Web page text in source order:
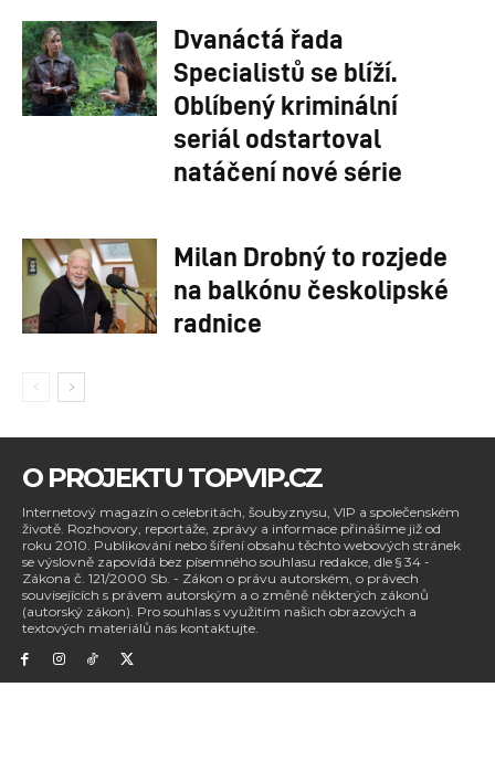
Dvanáctá řada
Specialistů se blíží.
Oblíbený kriminální
seriál odstartoval
natáčení nové série
Milan Drobný to rozjede
na balkónu českolipské
radnice
O PROJEKTU TOPVIP.CZ
Internetový magazín o celebritách, šoubyznysu, VIP a společenském
životě. Rozhovory, reportáže, zprávy a informace přinášíme již od
roku 2010. Publikování nebo šíření obsahu těchto webových stránek
se výslovně zapovídá bez písemného souhlasu redakce, dle § 34 -
Zákona č. 121/2000 Sb. - Zákon o právu autorském, o právech
souvisejících s právem autorským a o změně některých zákonů
(autorský zákon). Pro souhlas s využitím našich obrazových a
textových materiálů nás kontaktujte.